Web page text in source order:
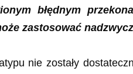
błędnym
zastosować
nie zostały